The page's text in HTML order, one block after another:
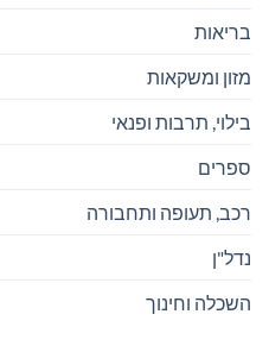
בריאות
מזון ומשקאות
בילוי, תרבות ופנאי
ספרים
רכב, תעופה ותחבורה
נדל"ן
השכלה וחינוך